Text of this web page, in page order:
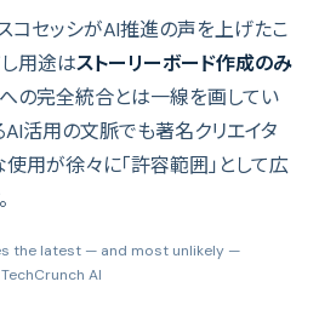
コセッシがAI推進の声を上げたこ
用途はストーリーボード作成のみ
の完全統合とは一線を画してい
AI活用の文脈でも著名クリエイタ
用が徐々に「許容範囲」として広
the latest — and most unlikely —
AI